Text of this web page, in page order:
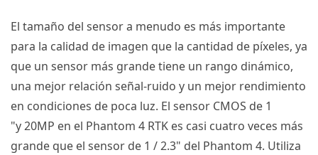
El tamaño del sensor a menudo es más importante
para la calidad de imagen que la cantidad de píxeles, ya
que un sensor más grande tiene un rango dinámico,
una mejor relación señal-ruido y un mejor rendimiento
en condiciones de poca luz. El sensor CMOS de 1
"y20MP en el Phantom 4 RTK es casi cuatro veces más
grande que el sensor de 1 / 2.3" del Phantom 4. Utiliza